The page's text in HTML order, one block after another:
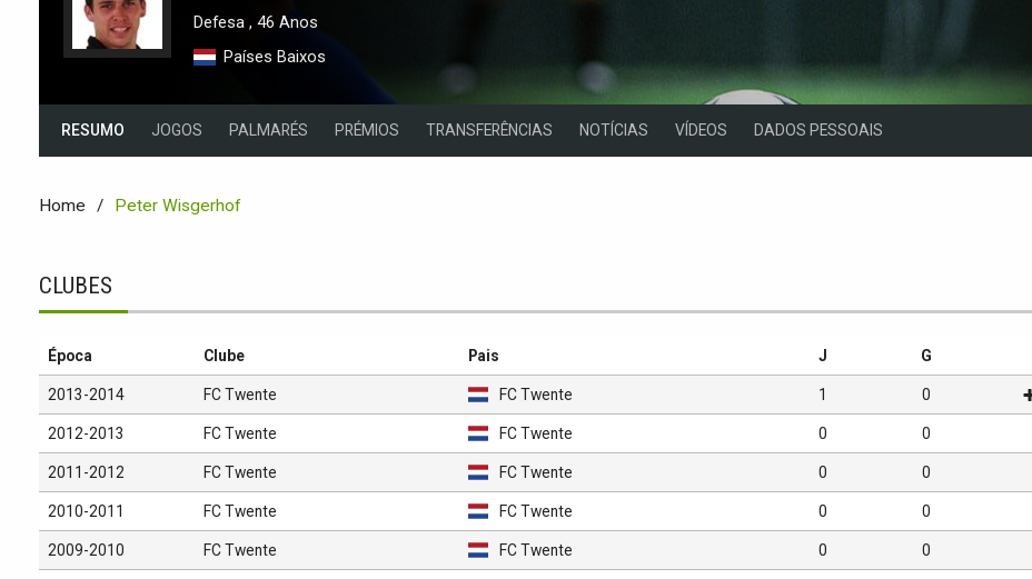
Defesa , 46 Anos
Países Baixos
RESUMO JOGOS PALMARÉS PRÉMIOS TRANSFERÊNCIAS NOTÍCIAS VÍDEOS DADOS PESSOAIS
Home Peter Wisgerhof
CLUBES
Época Clube Pais J G
2013-2014 FC Twente FC Twente 1 0
2012-2013 FC Twente FC Twente 0 0
2011-2012 FC Twente FC Twente 0 0
2010-2011 FC Twente FC Twente 0 0
2009-2010 FC Twente FC Twente 0 0